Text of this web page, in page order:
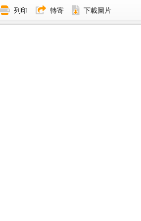
列印 轉寄 下載圖片